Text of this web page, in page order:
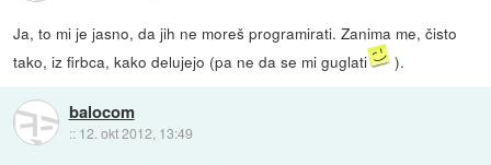
Ja, to mi je jasno, da jih ne moreš programirati. Zanima me, čisto
tako, iz firbca, kako delujejo (pa ne da se mi guglati
).
balocom
:: 12. okt 2012, 13:49